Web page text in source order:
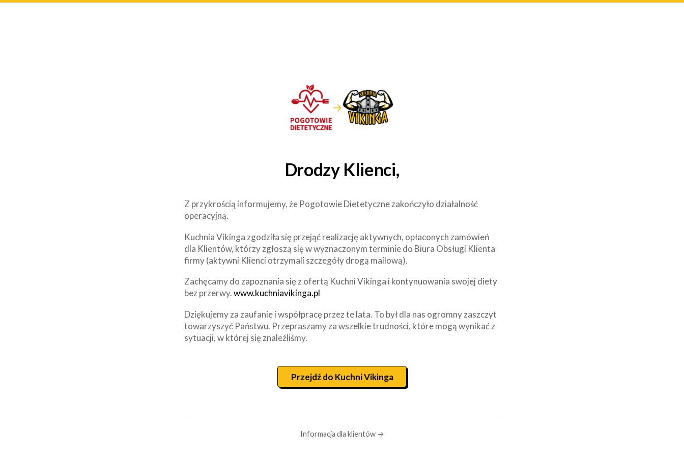
→
Drodzy Klienci,
Z przykrością informujemy, że Pogotowie Dietetyczne zakończyło działalność
operacyjną.
Kuchnia Vikinga zgodziła się przejąć realizację aktywnych, opłaconych zamówień
dla Klientów, którzy zgłoszą się w wyznaczonym terminie do Biura Obsługi Klienta
firmy (aktywni Klienci otrzymali szczegóły drogą mailową).
Zachęcamy do zapoznania się z ofertą Kuchni Vikinga i kontynuowania swojej diety
bez przerwy.www.kuchniavikinga.pl
Dziękujemy za zaufanie i współpracę przez te lata. To był dla nas ogromny zaszczyt
towarzyszyć Państwu. Przepraszamy za wszelkie trudności, które mogą wynikać z
sytuacji, w której się znaleźliśmy.
Przejdź do Kuchni Vikinga
Informacja dla klientów →